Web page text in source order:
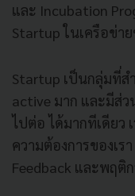
และ Incubation
Startup ในเครือข่าย
Startup เป็นกลุ่มที่ส
active มาก และมีส่ว
ไปต่อ ได้มากทีเดียว
ความต้องการของเร
Feedback และพฤติ